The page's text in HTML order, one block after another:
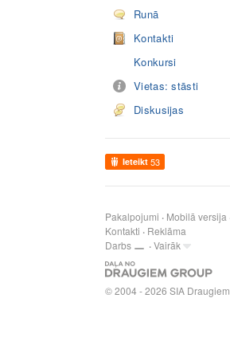
Runā
Kontakti
Konkursi
Vietas: stāsti
Diskusijas
Ieteikt 53
Pakalpojumi Mobilā versija
Kontakti
Reklāma
Darbs
Vairāk
© 2004 - 2026 SIA Draugiem